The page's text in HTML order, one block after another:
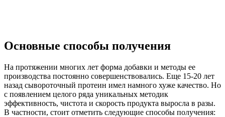
Основные способы получения
На протяжении многих лет форма добавки и методы ее
производства постоянно совершенствовались. Еще 15-20 лет
назад сывороточный протеин имел намного хуже качество. Но
с появлением целого ряда уникальных методик
эффективность, чистота и скорость продукта выросла в разы.
В частности, стоит отметить следующие способы получения: